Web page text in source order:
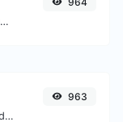
Extraia URLs http/https de qualquer tipo de conteúdo de texto.
Converta facilmente arquivos de imagem GIF para ICO.
963